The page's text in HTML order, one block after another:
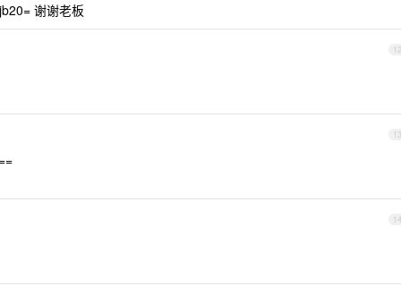
谢谢老板
12
13
14